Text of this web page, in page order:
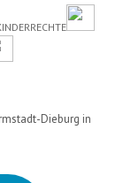
Dieburg in